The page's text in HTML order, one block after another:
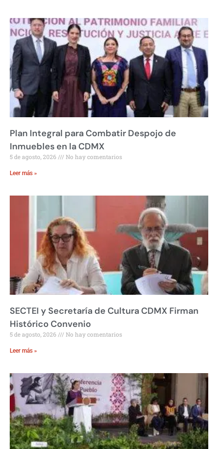
Plan Integral para Combatir Despojo de
Inmuebles en la CDMX
5 de agosto, 2026 No hay comentarios
Leer más »
SECTEI y Secretaría de Cultura CDMX Firman
Histórico Convenio
5 de agosto, 2026 No hay comentarios
Leer más »